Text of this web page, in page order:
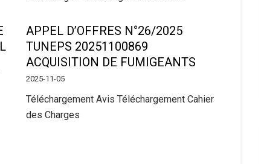
APPEL D’OFFRES N°26/2025
TUNEPS 20251100869
ACQUISITION DE FUMIGEANTS
2025-11-05
Téléchargement Avis Téléchargement Cahier
des Charges